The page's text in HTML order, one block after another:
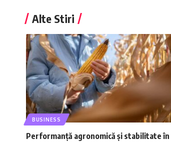
Alte Stiri
BUSINESS
Performanță agronomică și stabilitate în